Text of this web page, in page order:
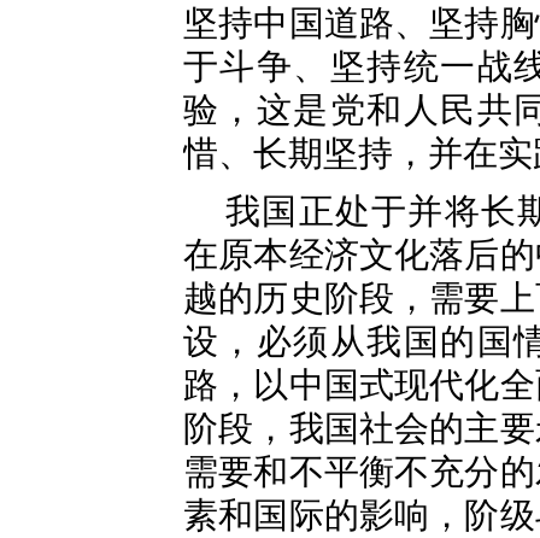
坚持中国道路、坚持
于斗争、坚持统一战
验，这是党和人民共
惜、长期坚持，并在
我国正处于并将长
在原本经济文化落后
越的历史阶段，需要
设，必须从我国的国
路，以中国式现代化
阶段，我国社会的主
需要和不平衡不充分
素和国际的影响，阶